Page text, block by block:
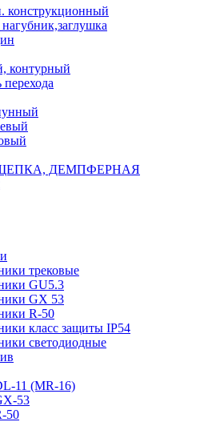
конструкционный
контурный
ДЕМПФЕРНАЯ
трековые
GU5.3
GX 53
R-50
класс защиты IP54
светодиодные
11 (MR-16)
53
50